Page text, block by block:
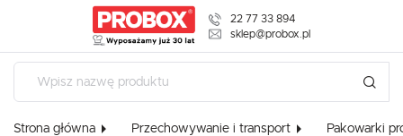
22 77 33 894
sklep@probox.pl
Strona główna Przechowywanie i transport Pakowarki
USTAWIENIA REGIONALNE
Lokalizacja
Polska